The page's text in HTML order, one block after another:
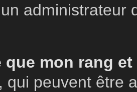
administrateur
que mon rang
qui peuvent être